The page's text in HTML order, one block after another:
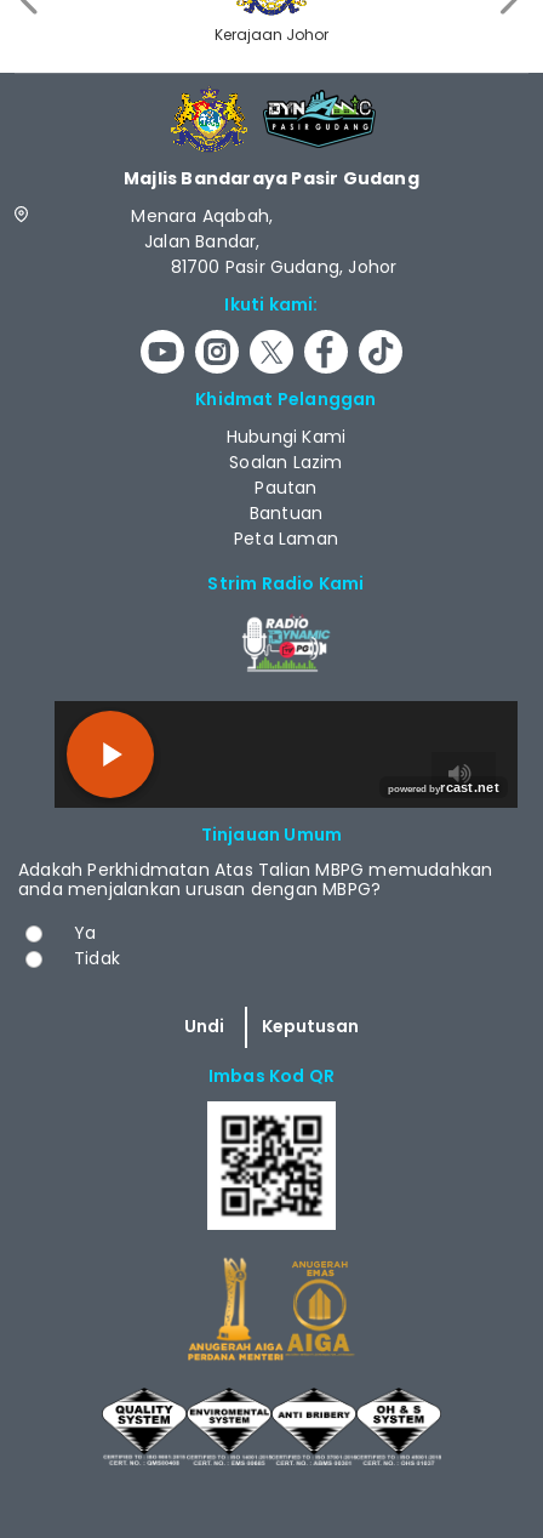
Kerajaan Johor
Majlis Bandaraya Pasir Gudang
Menara Aqabah,
Jalan Bandar,
81700 Pasir Gudang, Johor
Ikuti kami:
Khidmat Pelanggan
Hubungi Kami
Soalan Lazim
Pautan
Bantuan
Peta Laman
Strim Radio Kami
Tinjauan Umum
Adakah Perkhidmatan Atas Talian MBPG memudahkan
anda menjalankan urusan dengan MBPG?
Pilihan
Ya
Tidak
Imbas Kod QR